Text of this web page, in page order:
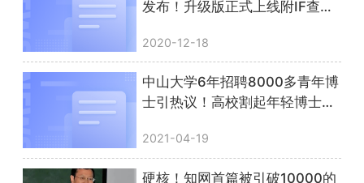
发布！升级版正式上线附IF查询
2020-12-18
中山大学6年招聘8000多青年博
士引热议！高校割起年轻博士的
2021-04-19
硬核！知网首篇被引破10000的